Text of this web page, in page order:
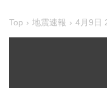
Top 地震速報 4月9日